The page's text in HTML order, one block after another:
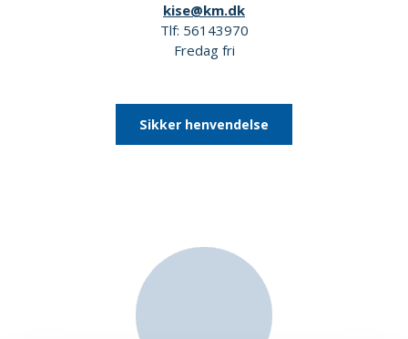
kise@km.dk
Tlf: 56143970
Fredag fri
Sikker henvendelse